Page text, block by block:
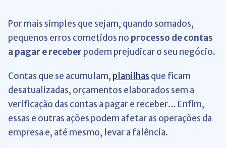
Por mais simples que sejam, quando somados,
pequenos erros cometidos no processo de contas
a pagar e receber podem prejudicar o seu negócio.
Contas que se acumulam, planilhas que ficam
desatualizadas, orçamentos elaborados sem a
verificação das contas a pagar e receber… Enfim,
essas e outras ações podem afetar as operações da
empresa e, até mesmo, levar a falência.